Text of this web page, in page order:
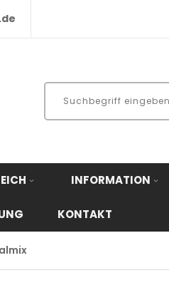
INFORMATION
KONTAKT